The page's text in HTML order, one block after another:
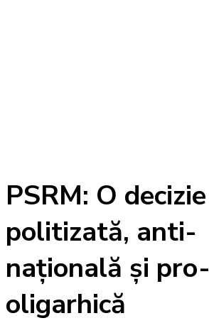
PSRM: O decizie
politizată, anti-
națională și pro-
oligarhică